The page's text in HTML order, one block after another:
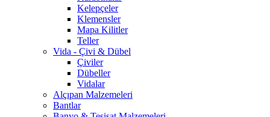
Kelepçeler
Klemensler
Mapa Kilitler
Teller
Vida - Çivi & Dübel
Çiviler
Dübeller
Vidalar
Alçıpan Malzemeleri
Bantlar